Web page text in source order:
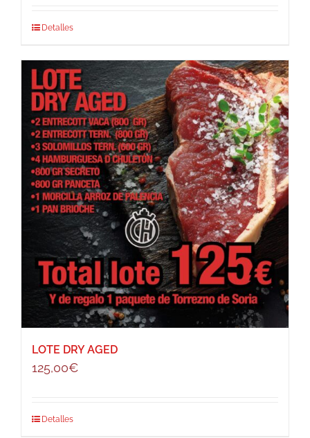
Detalles
LOTE DRY AGED
125,00€
Detalles